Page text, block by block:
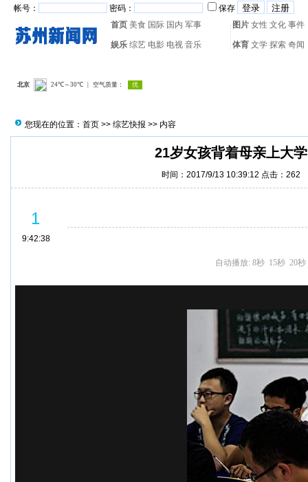
帐号： 密码：
保存
首页 美食 国际 国内 军事 图片 女性 文化 事件
娱乐 综艺 电影 电视 音乐 体育 文学 探索 奇闻
您现在的位置： 首页 >> 综艺快报 >> 内容
21岁女孩背着母亲上大学
时间：2017/9/13 10:39:12 点击： 262
1
9:42:38
自动播放: 8秒 15秒 20秒